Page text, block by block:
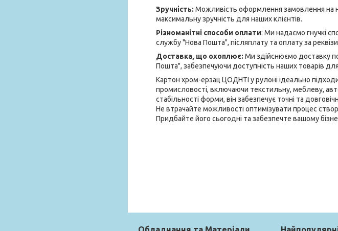
Зручність: Можливість оформлення замовлення на
максимальну зручність для наших клієнтів.
Різноманітні способи оплати: Ми надаємо гнучкі
службу "Нова Пошта", післяплату та оплату за
Доставка, що охоплює: Ми здійснюємо доставку
Пошта", забезпечуючи доступність наших товарів для
Картон хром-ерзац ЦОДНТІ у рулоні ідеально
промисловості, включаючи текстильну, меблеву,
стабільності форми, він забезпечує точні та
Не втрачайте можливості оптимізувати процес
Придбайте його сьогодні та забезпечте вашому